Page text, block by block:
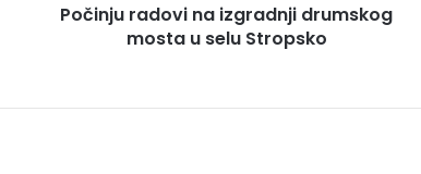
Počinju radovi na izgradnji drumskog
mosta u selu Stropsko